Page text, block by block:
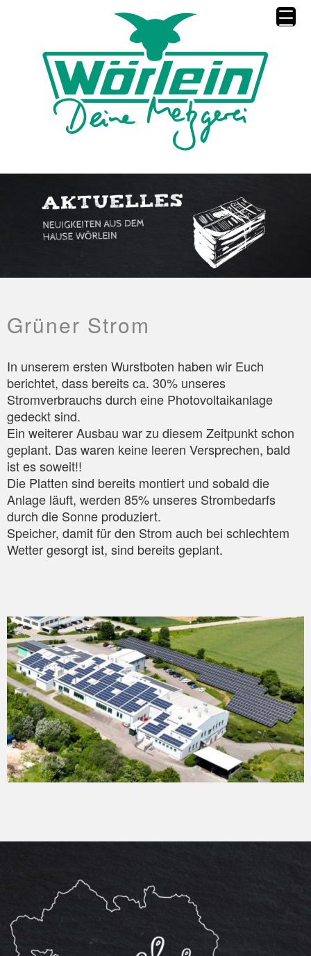
Grüner Strom
In unserem ersten Wurstboten haben wir Euch
berichtet, dass bereits ca. 30% unseres
Stromverbrauchs durch eine Photovoltaikanlage
gedeckt sind.
Ein weiterer Ausbau war zu diesem Zeitpunkt schon
geplant. Das waren keine leeren Versprechen, bald
ist es soweit!!
Die Platten sind bereits montiert und sobald die
Anlage läuft, werden 85% unseres Strombedarfs
durch die Sonne produziert.
Speicher, damit für den Strom auch bei schlechtem
Wetter gesorgt ist, sind bereits geplant.